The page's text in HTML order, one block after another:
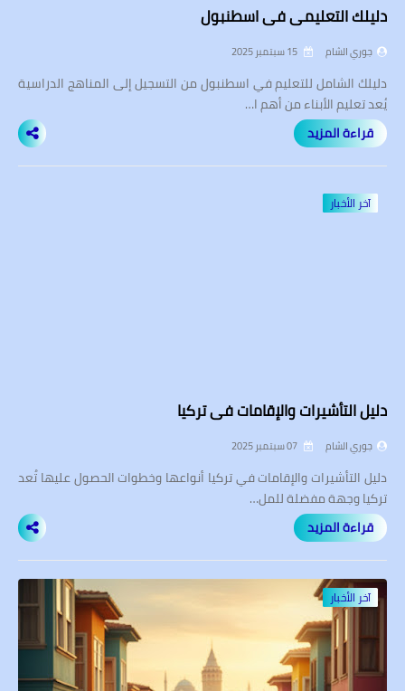
دليلك التعليمي في اسطنبول
جوري الشام
دليلك الشامل للتعليم في اسطنبول من التسجيل إلى المناهج الدراسية
يُعد تعليم الأبناء من أهم ا…
قراءة المزيد
آخر الأخبار
دليل التأشيرات والإقامات في تركيا
جوري الشام
دليل التأشيرات والإقامات في تركيا أنواعها وخطوات الحصول عليها تُعد
تركيا وجهة مفضلة للمل…
قراءة المزيد
آخر الأخبار